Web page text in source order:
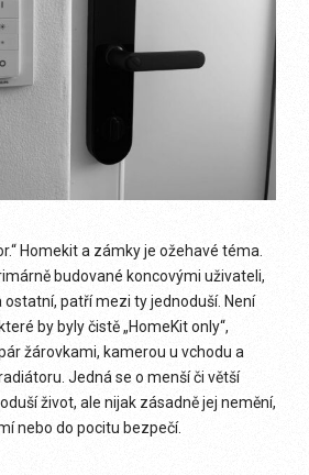
Homekit a zámky je ožehavé téma.
budované koncovými uživateli,
ostatní, patří mezi ty jednoduší. Není
by byly čistě „HomeKit only“,
žárovkami, kamerou u vchodu a
Jedná se o menší či větší
život, ale nijak zásadně jej nemění,
nebo do pocitu bezpečí.